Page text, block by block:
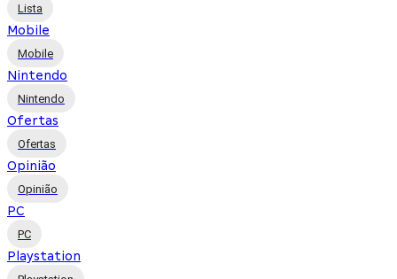
Lista
Mobile
Mobile
Nintendo
Nintendo
Ofertas
Ofertas
Opinião
Opinião
PC
PC
Playstation